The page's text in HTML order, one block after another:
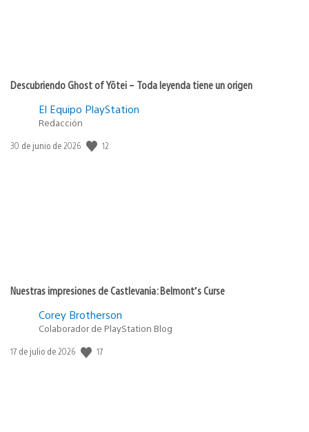
Descubriendo Ghost of Yōtei – Toda leyenda tiene un origen
El Equipo PlayStation
Redacción
Fecha
30 de junio de 2026 12
Nuestras impresiones de Castlevania: Belmont’s Curse
Corey Brotherson
Colaborador de PlayStation Blog
Fecha
17 de julio de 2026 17